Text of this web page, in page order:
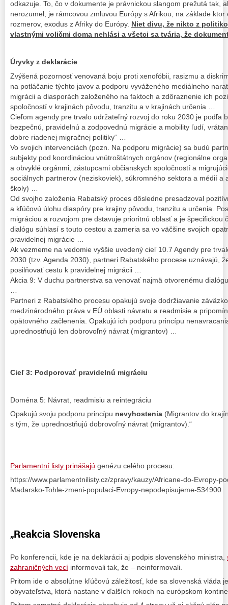
odkazuje. To, čo v dokumente je právnickou slangom prežutá tak,
nerozumel, je rámcovou zmluvou Európy s Afrikou, na základe
rozmerov, exodus z Afriky do Európy. Niet divu, že nikto z
vlastnými voličmi doma nehlási a všetci sa tvária, že
Úryvky z deklarácie
Zvýšená pozornosť venovaná boju proti xenofóbii, rasizmu a
na potláčanie týchto javov a podporu vyváženého mediálneho
migrácii a diasporách založeného na faktoch a zdôraznenie ich
spoločností v krajinách pôvodu, tranzitu a v krajinách určenia …
Cieľom agendy pre trvalo udržateľný rozvoj do roku 2030 je podľa
bezpečnú, pravidelnú a zodpovednú migrácie a mobility ľudí,
dobre riadenej migračnej politiky“ …
Vo svojich intervenciách (pozn. Na podporu migrácie) sa budú
subjekty pod koordináciou vnútroštátnych orgánov (regionálne
a obvyklé orgánmi, zástupcami občianskych spoločností a
sociálnych partnerov (neziskoviek), súkromného sektora a médií a
školy) …
Od svojho založenia Rabatský proces dôsledne presadzoval
a kľúčovú úlohu diaspóry pre krajiny pôvodu, tranzitu a určenia.
migráciou a rozvojom pre dstavuje prioritnú oblasť a je špecifickou
dialógu súhlasí s touto cestou a zameria sa vo väčšine svojich
pravidelnej migrácie …
Ak vezmeme na vedomie vyššie uvedený cieľ 10.7 Agendy pre
2030 (tzv. Agenda 2030), partneri Rabatského procese uznávajú,
posilňovať cestu k pravidelnej migrácii …
Akcia 9: V duchu partnerstva sa venovať najmä otvorenému
Partneri z Rabatského procesu opakujú svoje dodržiavanie
medzinárodného práva v EÚ oblasti návratu a readmisie a
opätovného začlenenia. Opakujú ich podporu princípu
uprednostňujú len dobrovoľný návrat (migrantov) …
Cieľ 3: Podporovať pravidelnú migráciu
Doména 5: Návrat, readmisiu a reintegráciu
Opakujú svoju podporu princípu nevyhostenia (Migrantov do
s tým, že uprednostňujú dobrovoľný návrat (migrantov).“
Parlamentní listy prinášajú genézu celého procesu:
https://www.parlamentnilisty.cz/zpravy/kauzy/Africane-do-Evropy-
Madarsko-Tohle-zmeni-populaci-Evropy-nepodepisujeme-534900
„Reakcia Slovenska
Po konferencii, kde je na deklarácii aj podpis slovenského ministra,
zahraničných vecí informovali tak, že – neinformovali.
Pritom ide o absolútne kľúčovú záležitosť, kde sa slovenská vláda
obyvateľstva, ktorá nastane v ďalších rokoch na európskom